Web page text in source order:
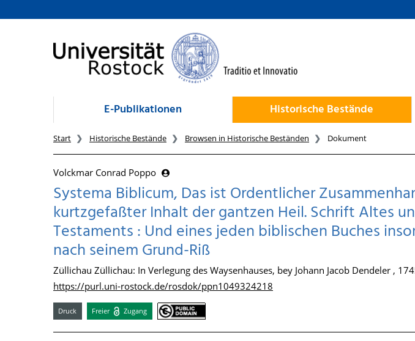
zum Inhalt
E-Publikationen Historische Bestände
Start Historische Bestände Browsen in Historische Beständen Dokument
Volckmar Conrad Poppo
Systema Biblicum, Das ist Ordentlicher
kurtzgefaßter Inhalt der gantzen Heil. Schrift Altes
Testaments : Und eines jeden biblischen Buches
nach seinem Grund-Riß
Züllichau Züllichau: In Verlegung des Waysenhauses, bey Johann Jacob Dendeler ,
https://purl.uni-rostock.de/rosdok/ppn1049324218
Druck Freier Zugang